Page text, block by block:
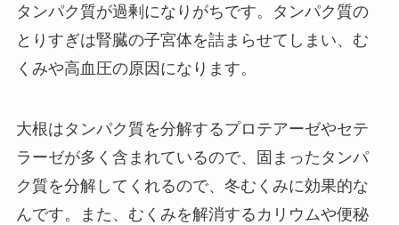
タンパク質が過剰になりがちです。タンパク質の
とりすぎは腎臓の子宮体を詰まらせてしまい、む
くみや高血圧の原因になります。
大根はタンパク質を分解するプロテアーゼやセテ
ラーゼが多く含まれているので、固まったタンパ
ク質を分解してくれるので、冬むくみに効果的な
んです。また、むくみを解消するカリウムや便秘